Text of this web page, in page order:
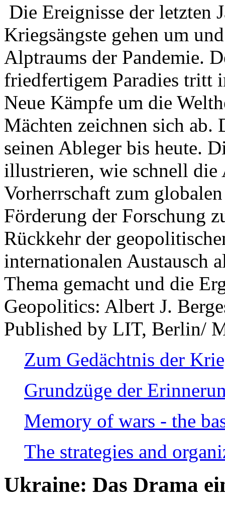
Die Ereignisse der letzten
Kriegsängste gehen um
Alptraums der Pandemie.
friedfertigem Paradies tritt
Neue Kämpfe um die
Mächten zeichnen sich
seinen Ableger bis heute.
illustrieren, wie schnell die
Vorherrschaft zum
Förderung der Forschung
Rückkehr der
internationalen Austausch
Thema gemacht und die
Geopolitics: Albert J.
Published by LIT, Berlin/
Zum Gedächtnis der
Grundzüge der
Memory of wars - the
The strategies and
Ukraine: Das Drama